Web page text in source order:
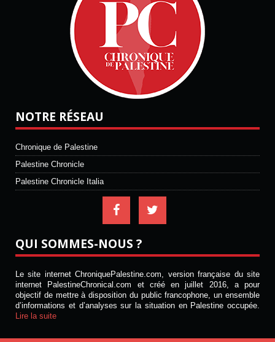
NOTRE RÉSEAU
Chronique de Palestine
Palestine Chronicle
Palestine Chronicle Italia
QUI SOMMES-NOUS ?
Le site internet ChroniquePalestine.com, version française du site
internet PalestineChronical.com et créé en juillet 2016, a pour
objectif de mettre à disposition du public francophone, un ensemble
d’informations et d’analyses sur la situation en Palestine occupée.
Lire la suite